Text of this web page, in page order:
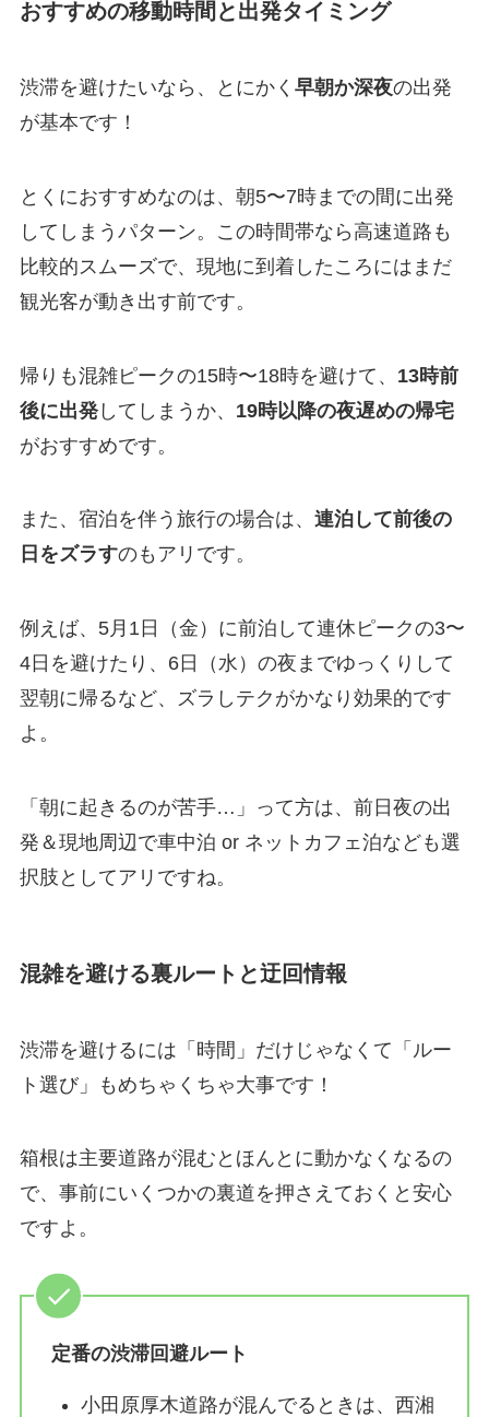
おすすめの移動時間と出発タイミング
渋滞を避けたいなら、とにかく 早朝か深夜の出発
が基本です！
とくにおすすめなのは、朝5〜7時までの間に出発
してしまうパターン。この時間帯なら高速道路も
比較的スムーズで、現地に到着したころにはまだ
観光客が動き出す前です。
帰りも混雑ピークの15時〜18時を避けて、 13時前
後に出発してしまうか、 19時以降の夜遅めの帰宅
がおすすめです。
また、宿泊を伴う旅行の場合は、 連泊して前後の
日をズラすのもアリです。
例えば、5月1日（金）に前泊して連休ピークの3〜
4日を避けたり、6日（水）の夜までゆっくりして
翌朝に帰るなど、ズラしテクがかなり効果的です
よ。
「朝に起きるのが苦手…」って方は、前日夜の出
発＆現地周辺で車中泊 or ネットカフェ泊なども選
択肢としてアリですね。
混雑を避ける裏ルートと迂回情報
渋滞を避けるには「時間」だけじゃなくて「ルー
ト選び」もめちゃくちゃ大事です！
箱根は主要道路が混むとほんとに動かなくなるの
で、事前にいくつかの裏道を押さえておくと安心
ですよ。
定番の渋滞回避ルート
小田原厚木道路が混んでるときは、西湘